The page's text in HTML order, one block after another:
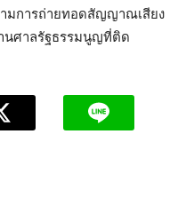
มการถ่ายทอดสัญญาณเสียง
นศาลรัฐธรรมนูญที่ติด